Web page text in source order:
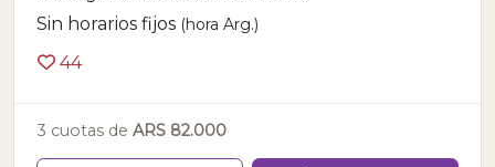
Sin horarios fijos (hora Arg.)
44
3 cuotas de ARS 82.000